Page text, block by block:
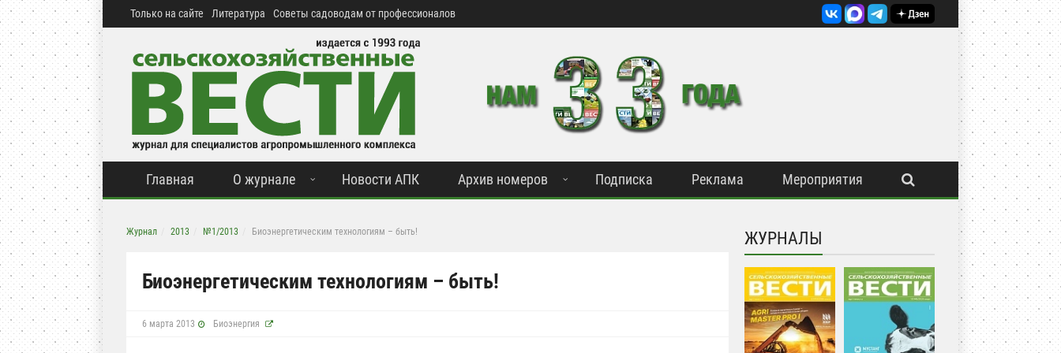
Только на сайте Литература Советы садоводам от профессионалов
Главная О журнале Новости АПК Архив номеров Подписка Реклама Мероприятия
Журнал 2013 №1/2013 Биоэнергетическим технологиям – быть!
Биоэнергетическим технологиям – быть!
6 марта 2013 Биоэнергия
ЖУРНАЛЫ